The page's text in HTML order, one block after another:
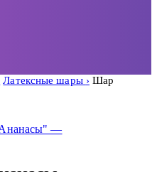
Латексные шары
Шар